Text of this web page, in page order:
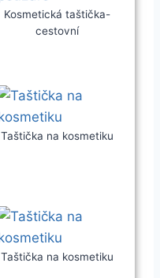
Kosmetická taštička-
cestovní
Taštička na kosmetiku
Taštička na kosmetiku